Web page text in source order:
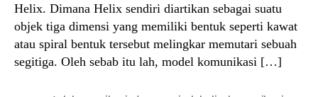
Helix. Dimana Helix sendiri diartikan sebagai suatu
objek tiga dimensi yang memiliki bentuk seperti kawat
atau spiral bentuk tersebut melingkar memutari sebuah
segitiga. Oleh sebab itu lah, model komunikasi […]